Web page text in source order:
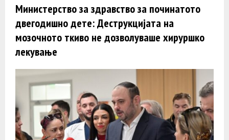
Министерствo за здравство за починатото
двегодишно дете: Деструкцијата на
мозочното ткиво не дозволуваше хируршко
лекување